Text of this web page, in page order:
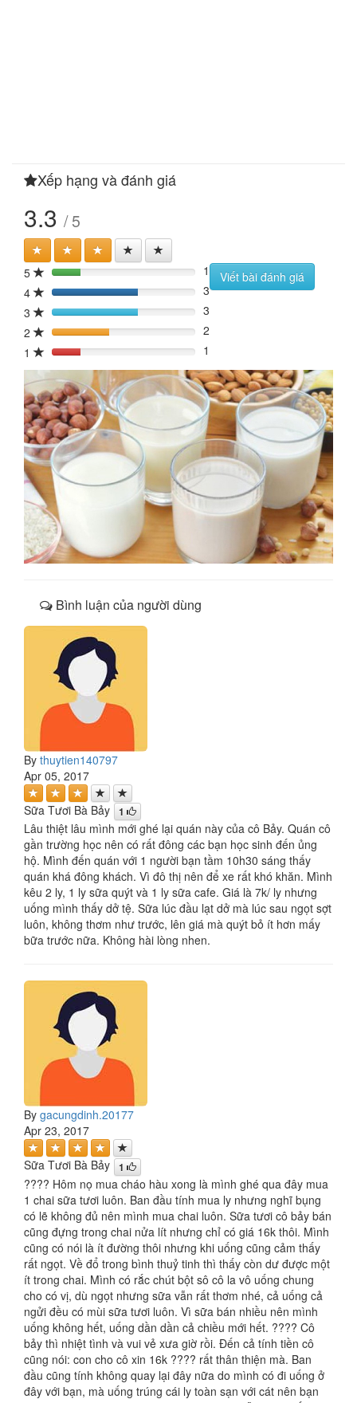
Xếp hạng và đánh giá
3.3 / 5
5 20%
1
4
60%
3
3
60%
3
2
40%
2
1
20% 1
Viết bài đánh giá
Bình luận của người dùng
By thuytien140797
Apr 05, 2017
Sữa Tươi Bà Bảy 1
Lâu thiệt lâu mình mới ghé lại quán này của cô Bảy. Quán cô
gần trường học nên có rất đông các bạn học sinh đến ủng
hộ. Mình đến quán với 1 người bạn tầm 10h30 sáng thấy
quán khá đông khách. Vì đô thị nên để xe rất khó khăn. Mình
kêu 2 ly, 1 ly sữa quýt và 1 ly sữa cafe. Giá là 7k/ ly nhưng
uống mình thấy dở tệ. Sữa lúc đầu lạt dở mà lúc sau ngọt sợt
luôn, không thơm như trước, lên giá mà quýt bỏ ít hơn mấy
bữa trước nữa. Không hài lòng nhen.
By gacungdinh.20177
Apr 23, 2017
Sữa Tươi Bà Bảy 1
???? Hôm nọ mua cháo hàu xong là mình ghé qua đây mua
1 chai sữa tươi luôn. Ban đầu tính mua ly nhưng nghĩ bụng
có lẽ không đủ nên mình mua chai luôn. Sữa tươi cô bảy bán
cũng đựng trong chai nửa lít nhưng chỉ có giá 16k thôi. Mình
cũng có nói là ít đường thôi nhưng khi uống cũng cảm thấy
rất ngọt. Về đổ trong bình thuỷ tinh thì thấy còn dư được một
ít trong chai. Mình có rắc chút bột sô cô la vô uống chung
cho có vị, dù ngọt nhưng sữa vẫn rất thơm nhé, cả uống cả
ngửi đều có mùi sữa tươi luôn. Vì sữa bán nhiều nên mình
uống không hết, uống dần dần cả chiều mới hết. ???? Cô
bảy thì nhiệt tình và vui vẻ xưa giờ rồi. Đến cả tính tiền cô
cũng nói: con cho cô xin 16k ???? rất thân thiện mà. Ban
đầu cũng tính không quay lại đây nữa do mình có đi uống ở
đây với bạn, mà uống trúng cái ly toàn sạn với cát nên bạn